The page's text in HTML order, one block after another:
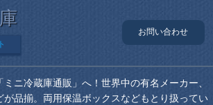
お問い合わせ
ニ冷蔵庫通販」へ！世界中の有名メーカー、
が品揃。両用保温ボックスなどもとり扱ってい